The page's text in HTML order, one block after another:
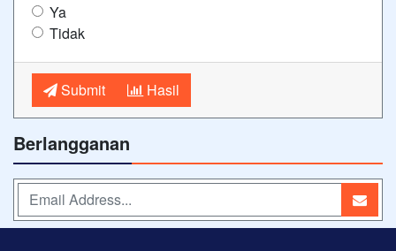
Ya
Tidak
Submit Hasil
Berlangganan